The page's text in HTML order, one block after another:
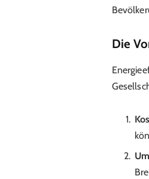
Die